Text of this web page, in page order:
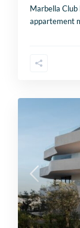
Marbella
appartement